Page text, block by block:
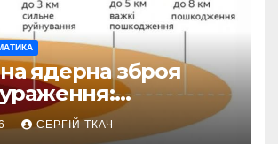
ядерна зброя
ураження:
розбір зон
СЕРГІЙ ТКАЧ